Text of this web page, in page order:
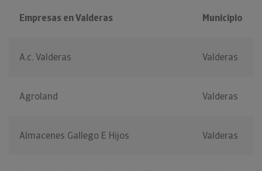
Empresas en Valderas Municipio
A.c. Valderas Valderas
Agroland Valderas
Almacenes Gallego E Hijos Valderas